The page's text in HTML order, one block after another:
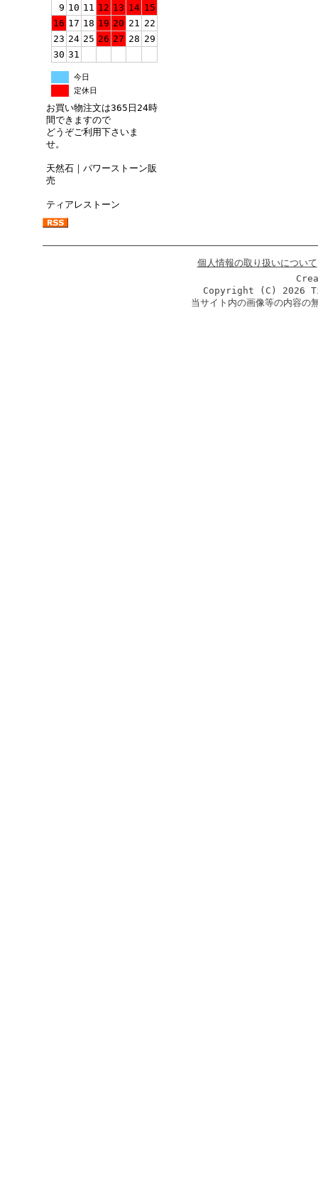
9 10 11 12 13 14 15
16 17 18 19 20 21 22
23 24 25 26 27 28 29
30 31
今日
定休日
お買い物注文は365日24時
間できますので
どうぞご利用下さいま
せ。
天然石｜パワーストーン販
売
ティアレストーン
個人情報の取り扱いについて
Copyright (C) 2026
当サイト内の画像等の内容の